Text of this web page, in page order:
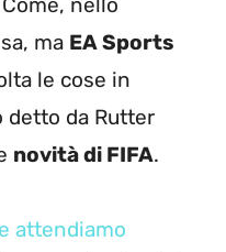
ma EA Sports
le cose in
detto da Rutter
novità di FIFA.
attendiamo